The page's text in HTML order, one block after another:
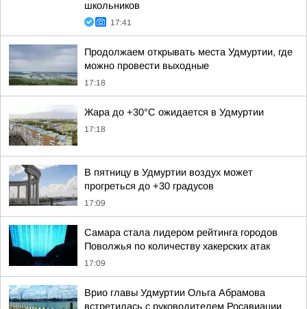
школьников
17:41
Продолжаем открывать места Удмуртии, где
можно провести выходные
17:18
Жара до +30°С ожидается в Удмуртии
17:18
В пятницу в Удмуртии воздух может
прогреться до +30 градусов
17:09
Самара стала лидером рейтинга городов
Поволжья по количеству хакерских атак
17:09
Врио главы Удмуртии Ольга Абрамова
встретилась с руководителем Росавиации